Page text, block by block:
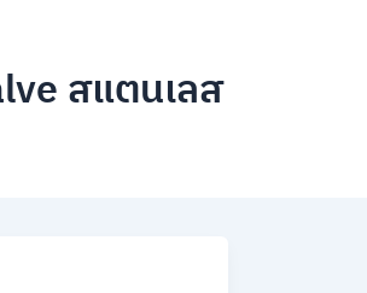
สแตนเลส